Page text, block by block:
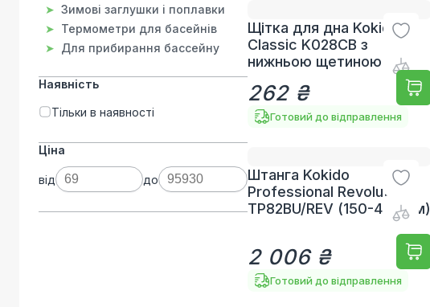
Зимові заглушки і поплавки
Термометри для басейнів
Для прибирання бассейну
Наявність
Тільки в наявності
Ціна
від до
Щітка для дна Kokido
Classic K028CB з
нижньою щетиною
262 ₴
Готовий до відправлення
Штанга Kokido
Professional Revolution
TP82BU/REV (150-450 см)
2 006 ₴
Готовий до відправлення